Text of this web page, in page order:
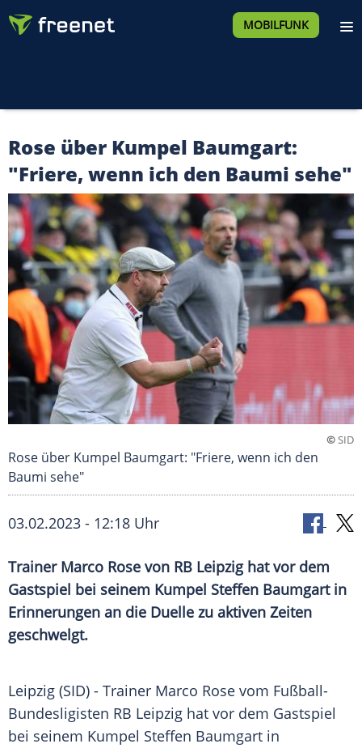
MOBILFUNK
Rose über Kumpel Baumgart:
"Friere, wenn ich den Baumi sehe"
©SID
Rose über Kumpel Baumgart: "Friere, wenn ich den
Baumi sehe"
03.02.2023 - 12:18 Uhr
Trainer Marco Rose von RB Leipzig hat vor dem
Gastspiel bei seinem Kumpel Steffen Baumgart in
Erinnerungen an die Duelle zu aktiven Zeiten
geschwelgt.
Leipzig (SID) - Trainer Marco Rose vom Fußball-
Bundesligisten RB Leipzig hat vor dem Gastspiel
bei seinem Kumpel Steffen Baumgart in